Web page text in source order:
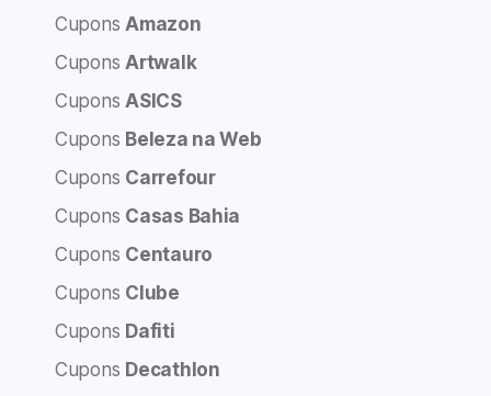
CuponsAmazon
CuponsArtwalk
CuponsASICS
Cupons Beleza na Web
Cupons Carrefour
Cupons Casas Bahia
Cupons Centauro
Cupons Clube
Cupons Dafiti
Cupons Decathlon